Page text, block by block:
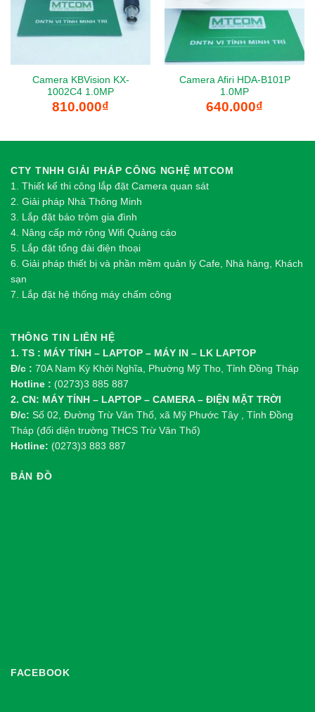
Camera KBVision KX-
1002C4 1.0MP
810.000₫
Camera Afiri HDA-B101P
1.0MP
640.000₫
CTY TNHH GIẢI PHÁP CÔNG NGHỆ MTCOM
1. Thiết kế thi công lắp đặt Camera quan sát
2. Giải pháp Nhà Thông Minh
3. Lắp đặt báo trộm gia đình
4. Nâng cấp mở rộng Wifi Quảng cáo
5. Lắp đặt tổng đài điện thoại
6. Giải pháp thiết bị và phần mềm quản lý Cafe, Nhà hàng, Khách
sạn
7. Lắp đặt hệ thống máy chấm công
THÔNG TIN LIÊN HỆ
1. TS : MÁY TÍNH – LAPTOP – MÁY IN – LK LAPTOP
Đ/c : 70A Nam Kỳ Khởi Nghĩa, Phường Mỹ Tho, Tỉnh Đồng Tháp
Hotline : (0273)3 885 887
2. CN: MÁY TÍNH – LAPTOP – CAMERA – ĐIỆN MẶT TRỜI
Đ/c: Số 02, Đường Trừ Văn Thố, xã Mỹ Phước Tây , Tỉnh Đồng
Tháp (đối diện trường THCS Trừ Văn Thố)
Hotline: (0273)3 883 887
BẢN ĐỒ
FACEBOOK